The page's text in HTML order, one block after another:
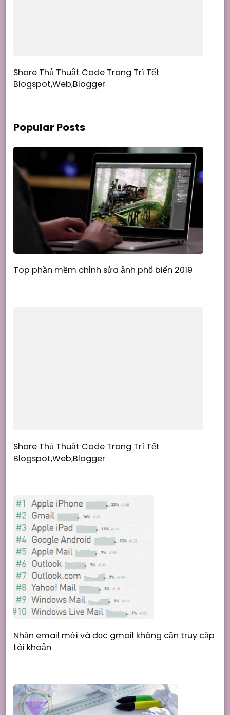
Share Thủ Thuật Code Trang Trí Tết
Blogspot,Web,Blogger
Popular Posts
Top phần mềm chỉnh sửa ảnh phổ biến 2019
Share Thủ Thuật Code Trang Trí Tết
Blogspot,Web,Blogger
Nhận email mới và đọc gmail không cần truy cập
tài khoản